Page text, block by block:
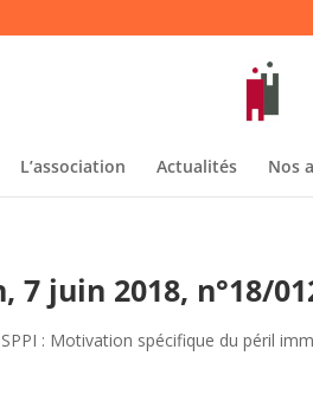
L’association Actualités Nos
7 juin 2018, n°18/
: Motivation spécifique du péril